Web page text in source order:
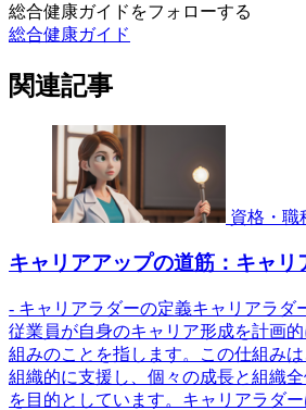
総合健康ガイドをフォローする
総合健康ガイド
関連記事
資格・職
キャリアアップの道筋：キャリ
- キャリアラダーの定義キャリアラダ
従業員が自身のキャリア形成を計画
組みのことを指します。この仕組み
組織的に支援し、個々の成長と組織
を目的としています。キャリアラダ